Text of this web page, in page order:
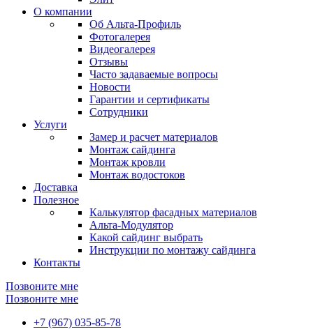
О компании
Об Альта-Профиль
Фотогалерея
Видеогалерея
Отзывы
Часто задаваемые вопросы
Новости
Гарантии и сертификаты
Сотрудники
Услуги
Замер и расчет материалов
Монтаж сайдинга
Монтаж кровли
Монтаж водостоков
Доставка
Полезное
Калькулятор фасадных материалов
Альта-Модулятор
Какой сайдинг выбрать
Инструкции по монтажу сайдинга
Контакты
Позвоните мне
Позвоните мне
+7 (967) 035-85-78